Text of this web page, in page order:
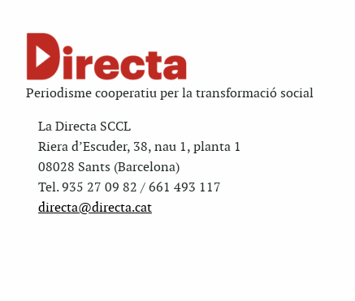
Periodisme cooperatiu per la transformació social
La Directa SCCL
Riera d’Escuder, 38, nau 1, planta 1
08028 Sants (Barcelona)
Tel. 935 27 09 82 / 661 493 117
directa@directa.cat